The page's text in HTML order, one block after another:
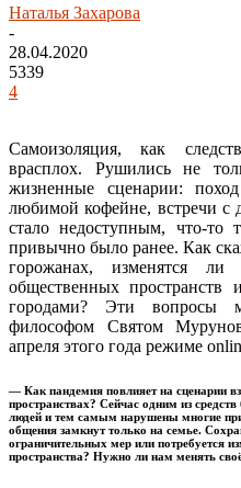
Наталья Захарова
-
28.04.2020
5339
4
Самоизоляция, как
врасплох. Рушились не
жизненные сценарии:
любимой кофейне, встречи с
стало недоступным, что-то
привычно было ранее. Как
горожанах, изменятся
общественных
городами? Эти вопросы
философом Святом
апреля этого года режиме
— Как пандемия повлияет на сценарии
пространствах? Сейчас одним из
людей и тем самым нарушены многие
общения замкнут только на семье.
ограничительных мер или потребуется
пространства? Нужно ли нам менять